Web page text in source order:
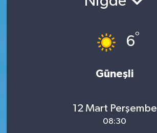
6°
Güneşli
12 Mart Perşembe
08:30